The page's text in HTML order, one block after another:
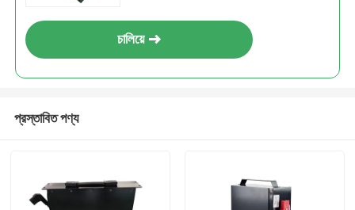
চালিয়ে
প্রস্তাবিত পণ্য